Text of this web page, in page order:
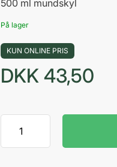
500 ml mundskyl
På lager
KUN ONLINE PRIS
DKK 43,50
Paroex
0,06%